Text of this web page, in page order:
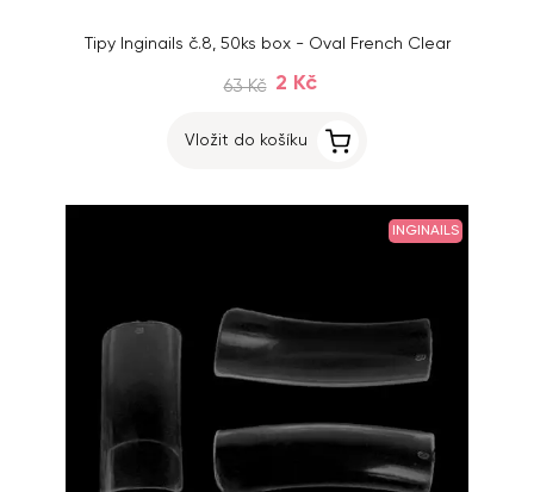
Tipy Inginails č.8, 50ks box - Oval French Clear
63 Kč 2 Kč
Vložit do košíku
INGINAILS